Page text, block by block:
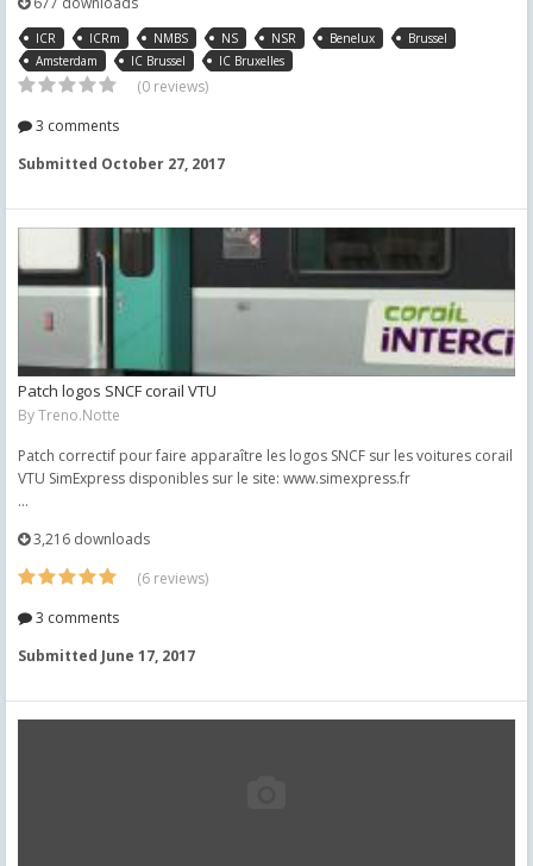
ICR ICRm NMBS NS NSR Benelux
Brussel
Amsterdam
IC Brussel IC Bruxelles
(0 reviews)
3 comments
Submitted October 27, 2017
Patch logos SNCF corail VTU
ByTreno.Notte
Patch correctif pour faire apparaître les logos SNCF sur les voitures corail
VTU SimExpress disponibles sur le site: www.simexpress.fr
...
3,216 downloads
(6 reviews)
3 comments
Submitted June 17, 2017